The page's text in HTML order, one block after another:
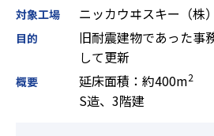
対象工場 ニッカウヰスキー（株
目的
旧耐震建物であった事
して更新
概要 延床面積：約400m2
S造、3階建